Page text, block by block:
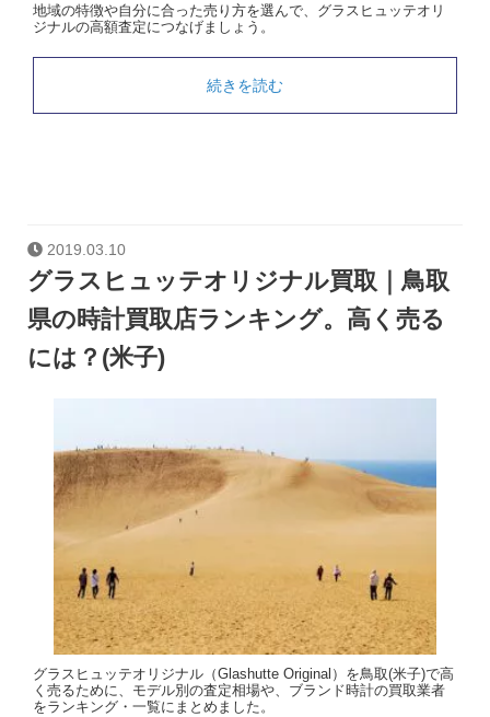
地域の特徴や自分に合った売り方を選んで、グラスヒュッテオリ
ジナルの高額査定につなげましょう。
続きを読む
2019.03.10
グラスヒュッテオリジナル買取｜鳥取
県の時計買取店ランキング。高く売る
には？(米子)
グラスヒュッテオリジナル（Glashutte Original）を鳥取(米子)で高
く売るために、モデル別の査定相場や、ブランド時計の買取業者
をランキング・一覧にまとめました。